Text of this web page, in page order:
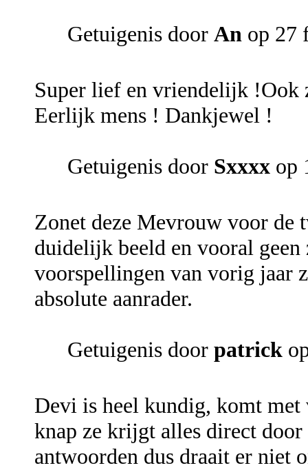
Getuigenis door An op 27
Super lief en vriendelijk !Ook
Eerlijk mens ! Dankjewel !
Getuigenis door Sxxxx op
Zonet deze Mevrouw voor de
duidelijk beeld en vooral geen
voorspellingen van vorig jaar
absolute aanrader.
Getuigenis door patrick
Devi is heel kundig, komt
knap ze krijgt alles direct
antwoorden dus draait er niet